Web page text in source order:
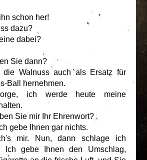
schon her!
dazu?
dabei?
Sie dann?
die Walnuss auch als Ersatz für
Ball hernehmen.
ich werde heute meine
Sie mir Ihr Ehrenwort?
gebe Ihnen gar nichts.
mir. Nun, dann schlage ich
Ich gebe Ihnen den Umschlag,